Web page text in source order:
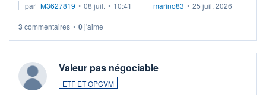
par M3627819 • 08 juil. • 10:41 marino83 • 25 juil. 2026
3 commentaires • 0j'aime
Valeur pas négociable
ETF ET OPCVM